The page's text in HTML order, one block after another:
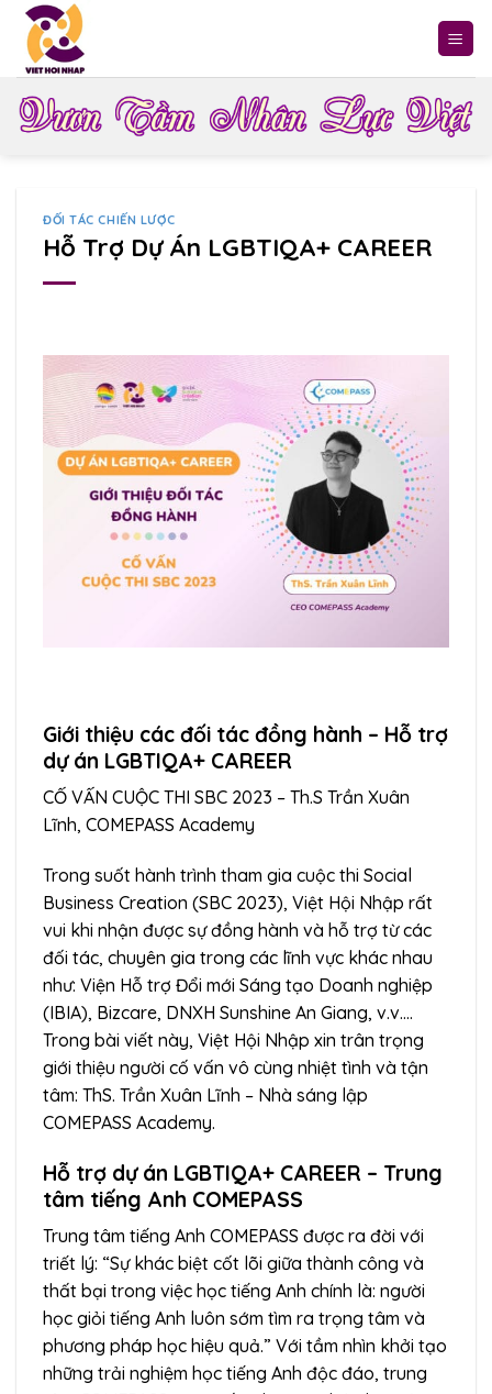
Skip
content
ĐỐI TÁC CHIẾN LƯỢC
Hỗ Trợ Dự Án LGBTIQA+ CAREER
Giới thiệu các đối tác đồng hành – Hỗ trợ
dự án LGBTIQA+ CAREER
CỐ VẤN CUỘC THI SBC 2023 – Th.S Trần Xuân
Lĩnh, COMEPASS Academy
Trong suốt hành trình tham gia cuộc thi Social
Business Creation (SBC 2023), Việt Hội Nhập rất
vui khi nhận được sự đồng hành và hỗ trợ từ các
đối tác, chuyên gia trong các lĩnh vực khác nhau
như: Viện Hỗ trợ Đổi mới Sáng tạo Doanh nghiệp
(IBIA), Bizcare, DNXH Sunshine An Giang, v.v.…
Trong bài viết này, Việt Hội Nhập xin trân trọng
giới thiệu người cố vấn vô cùng nhiệt tình và tận
tâm: ThS. Trần Xuân Lĩnh – Nhà sáng lập
COMEPASS Academy.
Hỗ trợ dự án LGBTIQA+ CAREER – Trung
tâm tiếng Anh COMEPASS
Trung tâm tiếng Anh COMEPASS được ra đời với
triết lý: “Sự khác biệt cốt lõi giữa thành công và
thất bại trong việc học tiếng Anh chính là: người
học giỏi tiếng Anh luôn sớm tìm ra trọng tâm và
phương pháp học hiệu quả.” Với tầm nhìn khởi tạo
những trải nghiệm học tiếng Anh độc đáo, trung